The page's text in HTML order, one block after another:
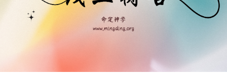
03 利未记
07 士师记
09 撒母耳记上
19 诗篇
20 箴言 21 传道书
23 以赛亚书